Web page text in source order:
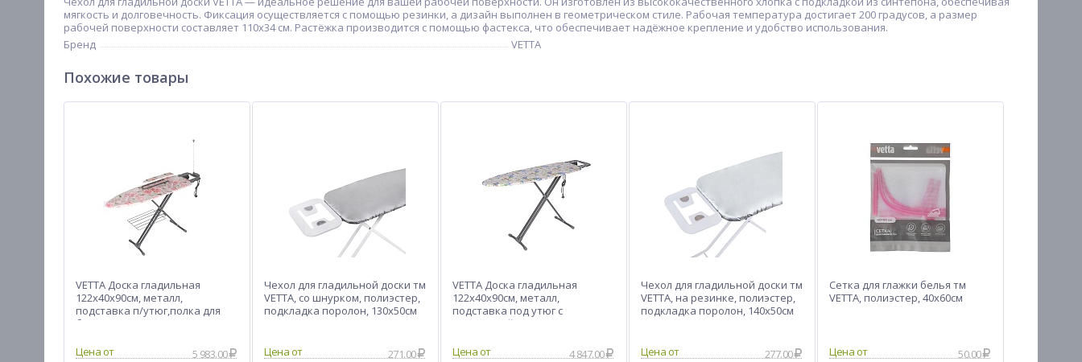
мягкость и долговечность. Фиксация осуществляется с помощью резинки, а дизайн выполнен в геометрическом стиле. Рабочая температура достигает 200 градусов, а размер
рабочей поверхности составляет 110х34 см. Растёжка производится с помощью фастекса, что обеспечивает надёжное крепление и удобство использования.
Бренд
VETTA
Похожие товары
VETTA Доска гладильная
122х40х90см, металл,
подставка п/утюг,полка для
белья,подрукавник,удл.1,9м Н9
Цена от
5 983.00
Чехол для гладильной доски тм
VETTA, со шнурком, полиэстер,
подкладка поролон, 130х50см
Цена от 271.00
VETTA Доска гладильная
122х40х90см, металл,
подставка под утюг с
термоустойчивыми вст,
Цена от
4 847.00
Чехол для гладильной доски тм
VETTA, на резинке, полиэстер,
подкладка поролон, 140х50см
Цена от 277.00
Сетка для глажки белья тм
VETTA, полиэстер, 40х60см
Цена от 50.00